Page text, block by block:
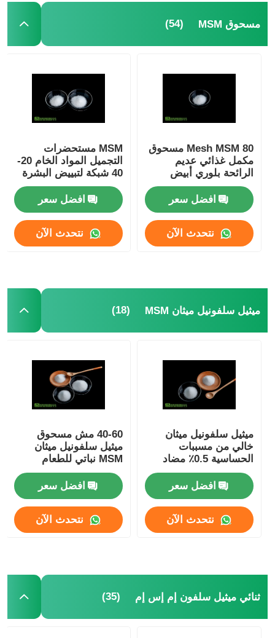
مسحوق MSM (54)
80 Mesh MSM مسحوق
مكمل غذائي عديم
الرائحة بلوري أبيض
افضل سعر
نتحدث الآن
MSM مستحضرات
التجميل المواد الخام 20-
40 شبكة لتبييض البشرة
افضل سعر
نتحدث الآن
ميثيل سلفونيل ميثان MSM (18)
ميثيل سلفونيل ميثان
خالي من مسببات
الحساسية 0.5٪ مضاد
للتكتل وغير مشع
افضل سعر
نتحدث الآن
40-60 مش مسحوق
ميثيل سلفونيل ميثان
MSM نباتي للطعام
افضل سعر
نتحدث الآن
ثنائي ميثيل سلفون إم إس إم (35)